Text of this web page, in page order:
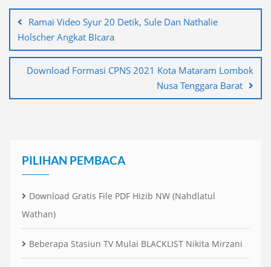
posRamai Video Syur 20 Detik, Sule Dan Nathalie
Holscher Angkat BIcara
Download Formasi CPNS 2021 Kota Mataram Lombok
Nusa Tenggara Barat
PILIHAN PEMBACA
Download Gratis File PDF Hizib NW (Nahdlatul
Wathan)
Beberapa Stasiun TV Mulai BLACKLIST Nikita Mirzani